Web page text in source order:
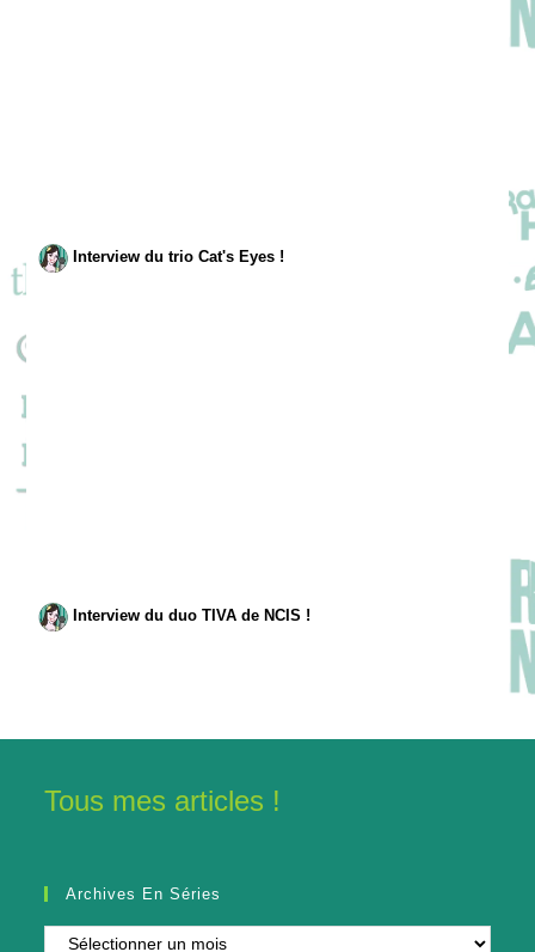
Interview du trio Cat's Eyes !
Interview du duo TIVA de NCIS !
Tous mes articles !
Archives En Séries
Archives